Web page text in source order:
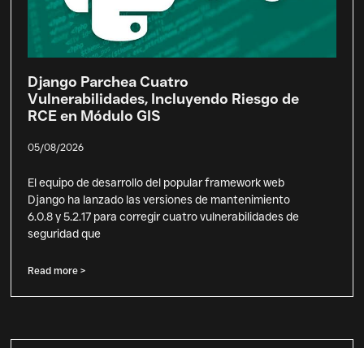
Django Parchea Cuatro
Vulnerabilidades, Incluyendo Riesgo de
RCE en Módulo GIS
05/08/2026
El equipo de desarrollo del popular framework web
Django ha lanzado las versiones de mantenimiento
6.0.8 y 5.2.17 para corregir cuatro vulnerabilidades de
seguridad que
Read more >